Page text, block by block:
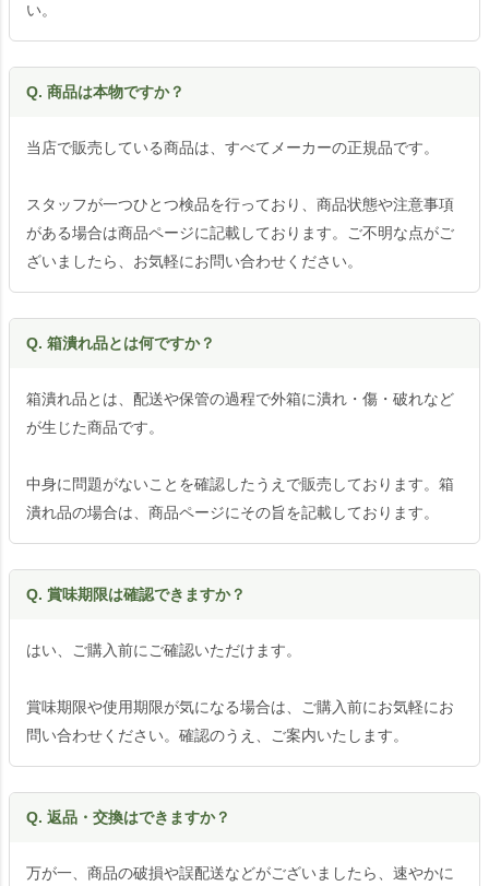
い。
Q. 商品は本物ですか？
当店で販売している商品は、すべてメーカーの正規品です。
スタッフが一つひとつ検品を行っており、商品状態や注意事項
がある場合は商品ページに記載しております。ご不明な点がご
ざいましたら、お気軽にお問い合わせください。
Q. 箱潰れ品とは何ですか？
箱潰れ品とは、配送や保管の過程で外箱に潰れ・傷・破れなど
が生じた商品です。
中身に問題がないことを確認したうえで販売しております。箱
潰れ品の場合は、商品ページにその旨を記載しております。
Q. 賞味期限は確認できますか？
はい、ご購入前にご確認いただけます。
賞味期限や使用期限が気になる場合は、ご購入前にお気軽にお
問い合わせください。確認のうえ、ご案内いたします。
Q. 返品・交換はできますか？
万が一、商品の破損や誤配送などがございましたら、速やかに